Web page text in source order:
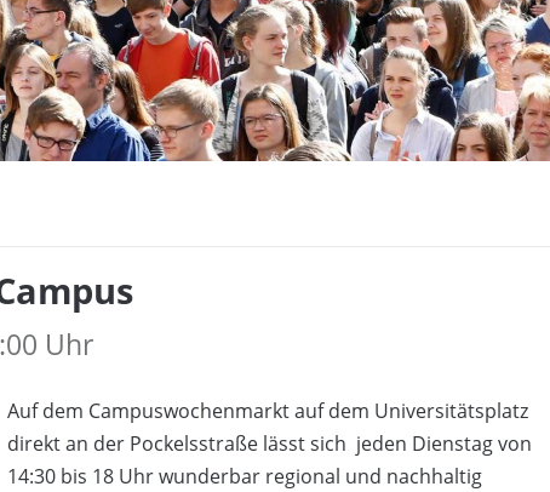
Uhr
Auf dem Campuswochenmarkt auf dem Universitätsplatz
direkt an der Pockelsstraße lässt sich jeden Dienstag von
14:30 bis 18 Uhr wunderbar regional und nachhaltig